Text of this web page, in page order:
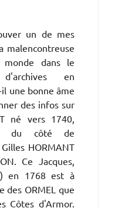
un de mes
malencontreuse
dans le
en
une bonne âme
des infos sur
né vers 1740,
du côté de
HORMANT
Ce Jacques,
en 1768 est à
des ORMEL que
Côtes d'Armor.